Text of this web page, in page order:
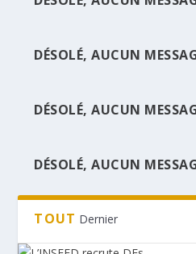
OPERATE...
DÉSOLÉ, AUCUN
DÉSOLÉ, AUCUN
DÉSOLÉ, AUCUN
TOUT Dernier